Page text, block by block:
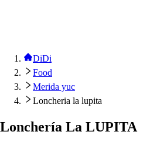
DiDi
Food
Merida yuc
Loncheria la lupita
Lonchería La LUPITA